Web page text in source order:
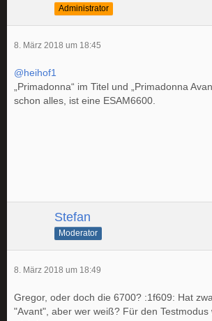
Administrator
8. März 2018 um 18:45
@heihof1
„Primadonna“ im Titel und „Primadonna
schon alles, ist eine ESAM6600.
Stefan
Moderator
8. März 2018 um 18:49
Gregor, oder doch die 6700? :1f609: Hat
"Avant", aber wer weiß? Für den Testmodus